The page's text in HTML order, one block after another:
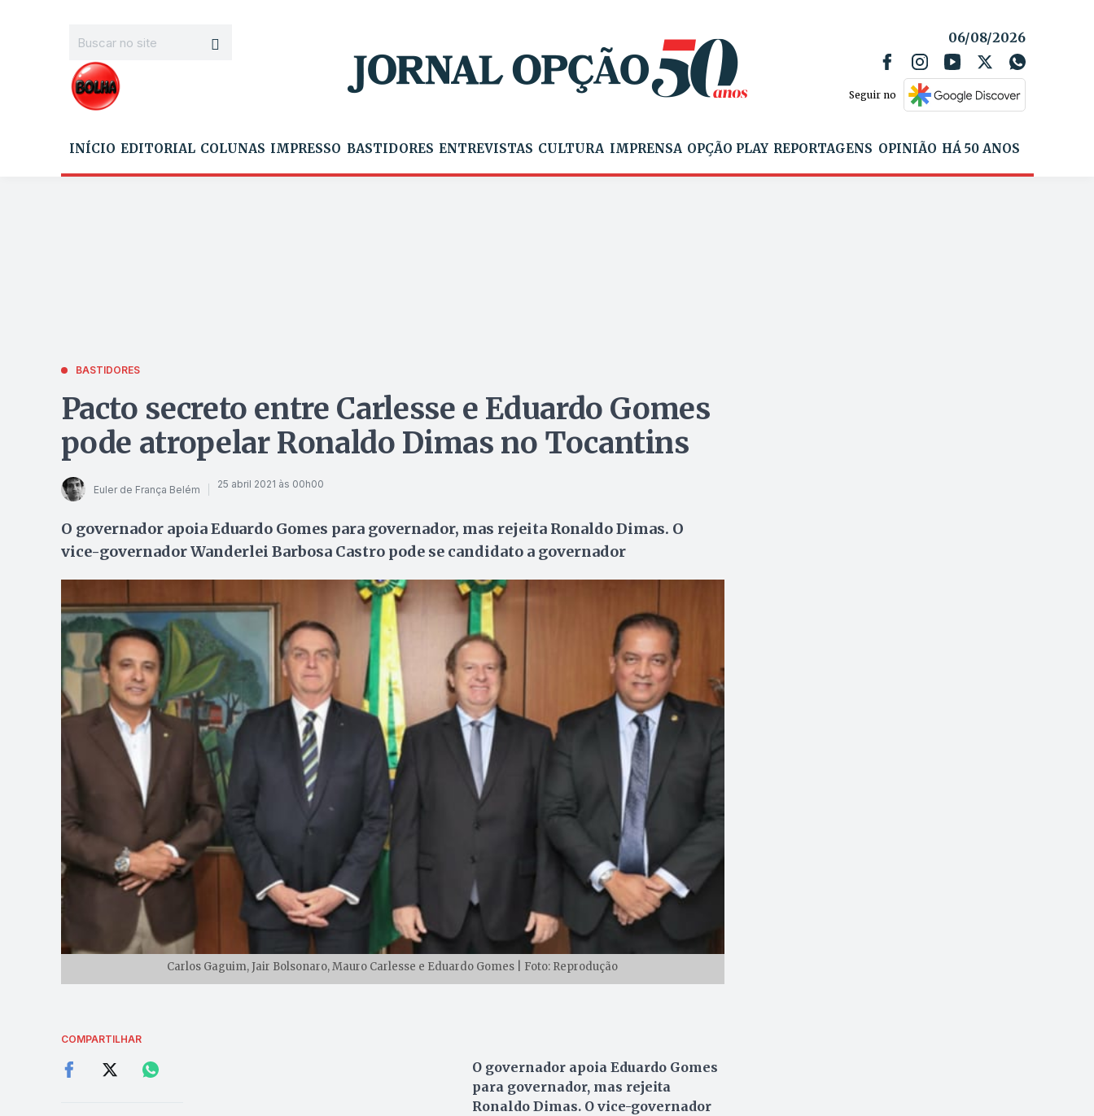
06/08/2026
Seguir no
INÍCIO EDITORIAL COLUNAS IMPRESSO BASTIDORES ENTREVISTAS CULTURA IMPRENSA OPÇÃO PLAY REPORTAGENS OPINIÃO HÁ 50 ANOS
BASTIDORES
Pacto secreto entre Carlesse e Eduardo Gomes
pode atropelar Ronaldo Dimas no Tocantins
Euler de França Belém 25 abril 2021 às 00h00
O governador apoia Eduardo Gomes para governador, mas rejeita Ronaldo Dimas. O
vice-governador Wanderlei Barbosa Castro pode se candidato a governador
Carlos Gaguim, Jair Bolsonaro, Mauro Carlesse e Eduardo Gomes | Foto: Reprodução
COMPARTILHAR
O governador apoia Eduardo Gomes
para governador, mas rejeita
Ronaldo Dimas. O vice-governador